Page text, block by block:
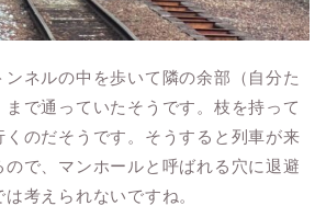
ネルの中を歩いて隣の余部（自分た
で通っていたそうです。枝を持って
のだそうです。そうすると列車が来
ので、マンホールと呼ばれる穴に退避
考えられないですね。